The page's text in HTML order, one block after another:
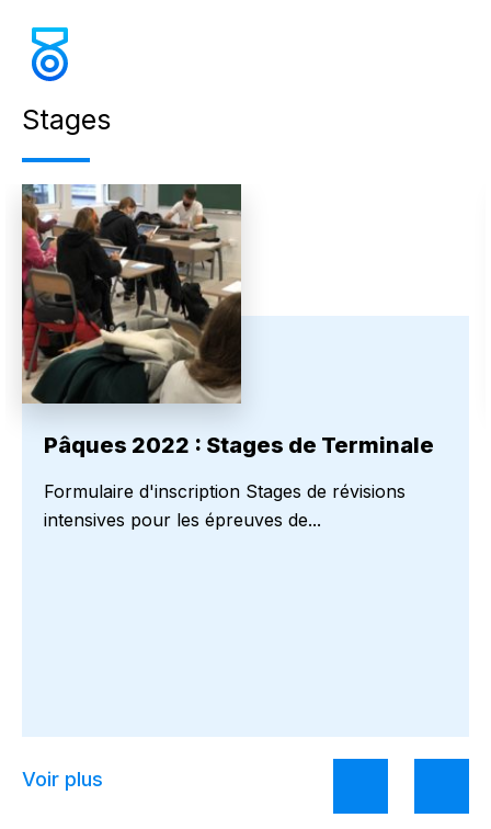
Stages
Pâques 2022 : Stages de Terminale
Formulaire d'inscription Stages de révisions
intensives pour les épreuves de...
Voir plus